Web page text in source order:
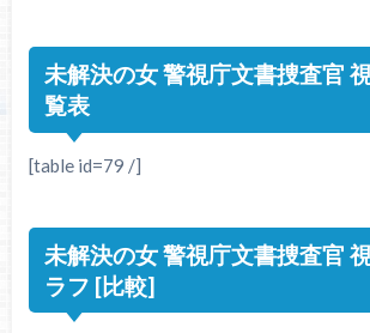
未解決の女 警視庁文書捜査官
覧表
[table id=79 /]
未解決の女 警視庁文書捜査官
ラフ [比較]